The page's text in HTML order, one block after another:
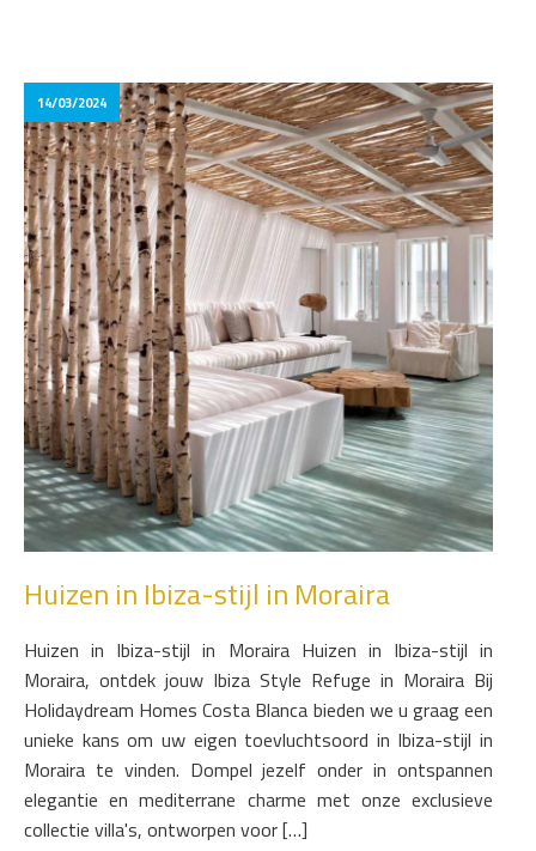
14/03/2024
Huizen in Ibiza-stijl in Moraira
Huizen in Ibiza-stijl in Moraira Huizen in Ibiza-stijl in
Moraira, ontdek jouw Ibiza Style Refuge in Moraira Bij
Holidaydream Homes Costa Blanca bieden we u graag een
unieke kans om uw eigen toevluchtsoord in Ibiza-stijl in
Moraira te vinden. Dompel jezelf onder in ontspannen
elegantie en mediterrane charme met onze exclusieve
collectie villa's, ontworpen voor […]